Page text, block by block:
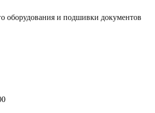
оборудования и подшивки документов